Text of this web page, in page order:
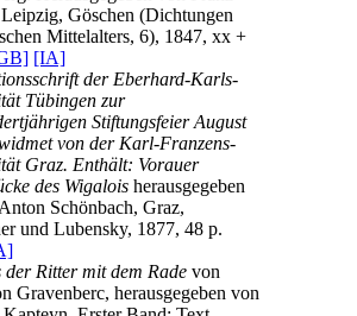
Göschen (Dichtungen
Mittelalters, 6), 1847, xx +
[IA]
der Eberhard-Karls-
Tübingen zur
Stiftungsfeier August
von der Karl-Franzens-
Graz. Enthält: Vorauer
des Wigalois herausgegeben
Schönbach, Graz,
und Lubensky, 1877, 48 p.
der Ritter mit dem Rade von
Gravenberc, herausgegeben von